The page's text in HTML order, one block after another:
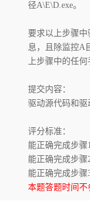
径A\E\D.exe。
要求以上步骤
息，且除监控A
上步骤中的任
提交内容：
驱动源代码和驱
评分标准：
能正确完成步骤
能正确完成步骤
能正确完成步骤
本题答题时间不